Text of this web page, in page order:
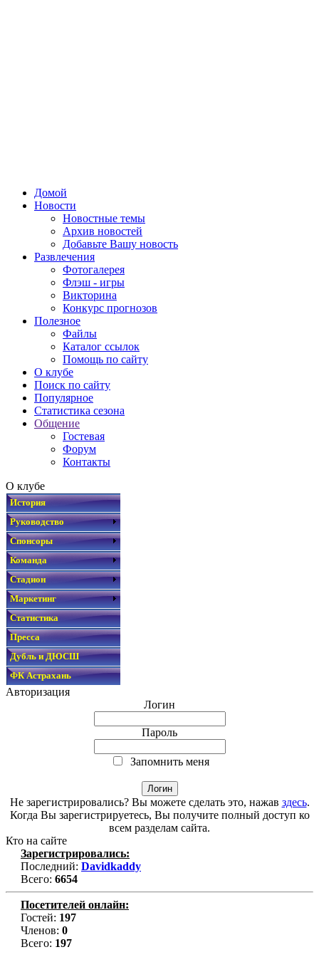
Домой
Новости
Новостные темы
Архив новостей
Добавьте Вашу новость
Развлечения
Фотогалерея
Флэш - игры
Викторина
Конкурс прогнозов
Полезное
Файлы
Каталог ссылок
Помощь по сайту
О клубе
Поиск по сайту
Популярное
Статистика сезона
Общение
Гостевая
Форум
Контакты
О клубе
История
Руководство
Спонсоры
Команда
Стадион
Маркетинг
Статистика
Пресса
Дубль и ДЮСШ
ФК Астрахань
Авторизация
Логин
Пароль
Запомнить меня
Не зарегистрировались? Вы можете сделать это, нажав здесь.
Когда Вы зарегистрируетесь, Вы получите полный доступ ко
всем разделам сайта.
Кто на сайте
Зарегистрировались:
Последний: Davidkaddy
Всего: 6654
Посетителей онлайн:
Гостей: 197
Членов: 0
Всего: 197